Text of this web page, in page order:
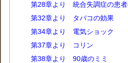
第28章より 統合失調症の患
第32章より タバコの効果
第34章より 電気ショック
第37章より コリン
第38章より 90歳のミミ